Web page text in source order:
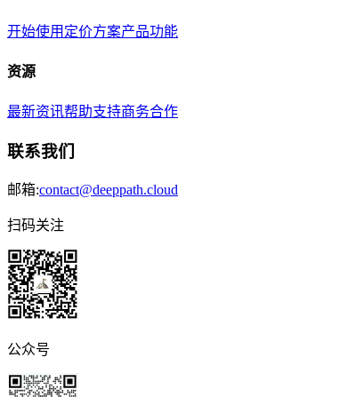
开始使用 定价方案产品功能
资源
最新资讯帮助支持商务合作
联系我们
邮箱:contact@deeppath.cloud
扫码关注
公众号